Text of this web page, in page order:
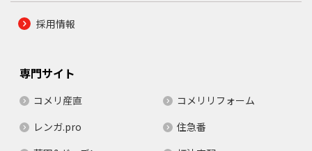
採用情報
専門サイト
コメリ産直
コメリリフォーム
レンガ.pro
住急番